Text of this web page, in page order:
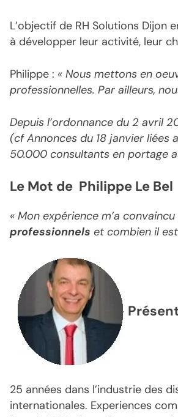
L’objectif de RH Solutions
à développer leur activité, leur
Philippe : « Nous mettons en
professionnelles. Par ailleurs,
Depuis l’ordonnance du 2 avril
(cf Annonces du 18 janvier liées
50.000 consultants en portage
Le Mot de Philippe Le Bel
« Mon expérience m’a
professionnels et combien il
25 années dans l’industrie des
internationales. Experiences